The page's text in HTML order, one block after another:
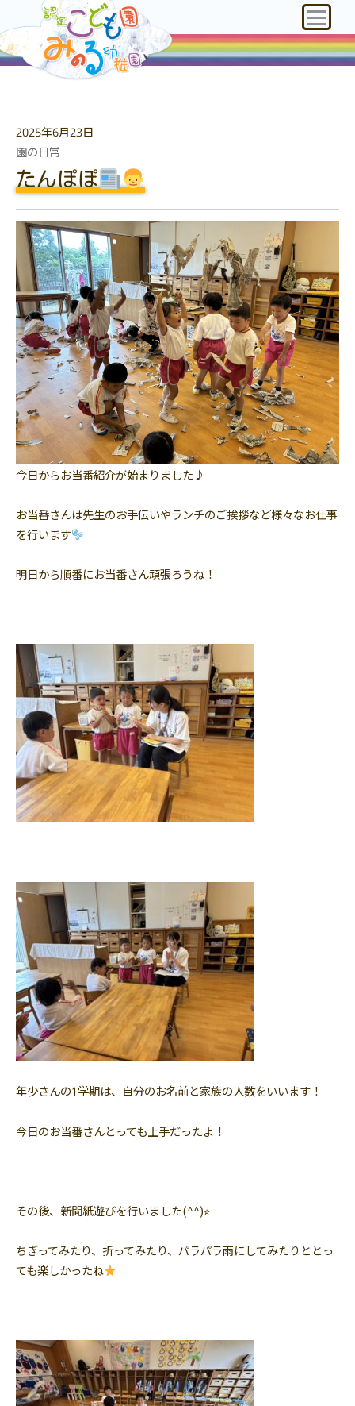
2025年6月23日
園の日常
たんぽぽ
今日からお当番紹介が始まりました♪
お当番さんは先生のお手伝いやランチのご挨拶など様々なお仕事
を行います
明日から順番にお当番さん頑張ろうね！
年少さんの1学期は、自分のお名前と家族の人数をいいます！
今日のお当番さんとっても上手だったよ！
その後、新聞紙遊びを行いました(^^)⭐︎
ちぎってみたり、折ってみたり、パラパラ雨にしてみたりととっ
ても楽しかったね